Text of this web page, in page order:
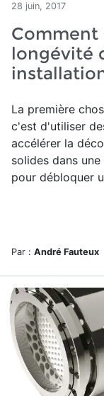
28 juin, 2017
Comment
longévité
La première
c'est d'utiliser
accélérer la
solides dans
pour débloquer
Par : André Fauteux